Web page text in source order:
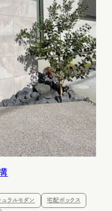
ュラルモダン 宅配ボックス